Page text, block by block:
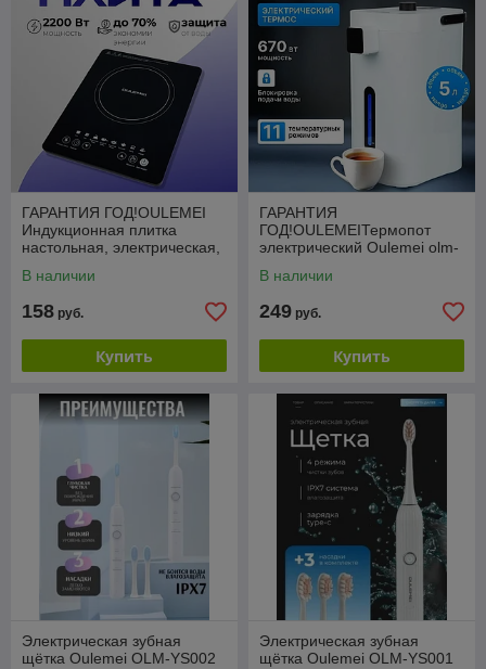
ГАРАНТИЯ ГОД!OULEMEI
Индукционная плитка
настольная, электрическая,
В наличии
158 руб.
Купить
ГАРАНТИЯ
ГОД!OULEMEIТермопот
электрический Оulemei olm-
В наличии
249 руб.
Купить
Электрическая зубная
щётка Oulemei OLM-YS002
Электрическая зубная
щётка Oulemei OLM-YS001